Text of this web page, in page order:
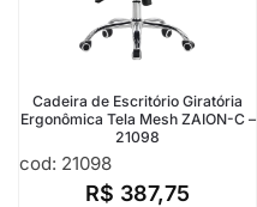
Cadeira de Escritório Giratória
Ergonômica Tela Mesh ZAION-C –
21098
cod: 21098
R$ 387,75